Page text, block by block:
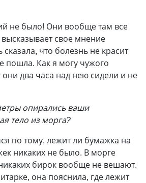
не было! Они вообще там все
свое мнение
что болезнь не красит
пошла. Как я могу чужого
два часа над нею сидели и не
опирались ваши
тело из морга?
по тому, лежит ли бумажка на
никаких не было. В морге
бирок вообще не вешают.
она пояснила, где лежит